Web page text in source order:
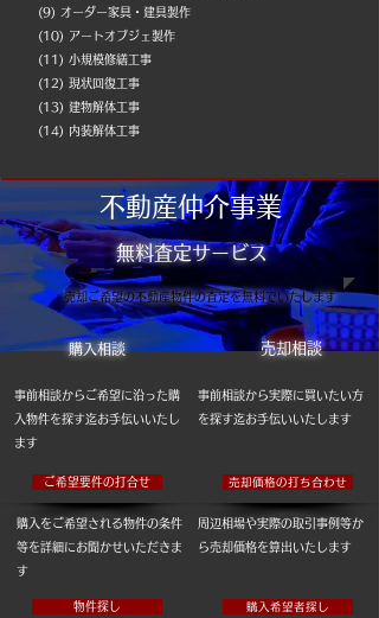
(9) オーダー家具・建具製作
(10) アートオブジェ製作
(11) 小規模修繕工事
(12) 現状回復工事
(13) 建物解体工事
​(14) 内装解体工事
売却ご希望の不動産物件の査定を無料でいたします
無料査定サービス
購入相談 売却相談
​事前相談からご希望に沿った購
入物件を探す迄お手伝いいたし
ます
ご希望要件の打合せ
​購入をご希望される物件の条件
等を詳細にお聞かせいただきま
す
物件探し
事前相談から実際に買いたい方
を探す迄お手伝いいたします
売却価格の打ち合わせ
周辺相場や実際の取引事例等か
ら売却価格を算出いたします
購入希望者探し
不動産仲介事業